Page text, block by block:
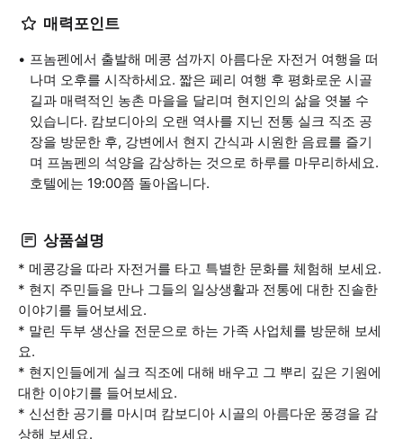
매력포인트
프놈펜에서 출발해 메콩 섬까지 아름다운 자전거 여행을 떠
나며 오후를 시작하세요. 짧은 페리 여행 후 평화로운 시골
길과 매력적인 농촌 마을을 달리며 현지인의 삶을 엿볼 수
있습니다. 캄보디아의 오랜 역사를 지닌 전통 실크 직조 공
장을 방문한 후, 강변에서 현지 간식과 시원한 음료를 즐기
며 프놈펜의 석양을 감상하는 것으로 하루를 마무리하세요.
호텔에는 19:00쯤 돌아옵니다.
상품설명
* 메콩강을 따라 자전거를 타고 특별한 문화를 체험해 보세요.
* 현지 주민들을 만나 그들의 일상생활과 전통에 대한 진솔한
이야기를 들어보세요.
* 말린 두부 생산을 전문으로 하는 가족 사업체를 방문해 보세
요.
* 현지인들에게 실크 직조에 대해 배우고 그 뿌리 깊은 기원에
대한 이야기를 들어보세요.
* 신선한 공기를 마시며 캄보디아 시골의 아름다운 풍경을 감
상해 보세요.